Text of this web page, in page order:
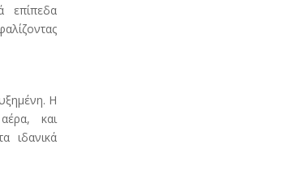
επίπεδα
Η
και
ιδανικά